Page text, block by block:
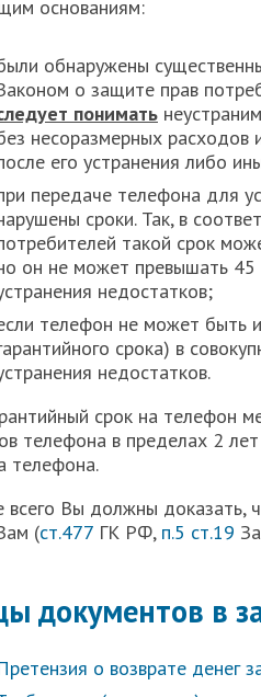
основаниям:
обнаружены
о защите прав
понимать
несоразмерных расходов
его устранения либо
передаче телефона для
сроки. Так, в
такой срок
он не может превышать
недостатков;
телефон не может быть
срока) в
недостатков.
срок на телефон
телефона в пределах 2
телефона.
Вы должны доказать,
(ст.477 ГК РФ, п.5 ст.19
документов в
о возврате денег